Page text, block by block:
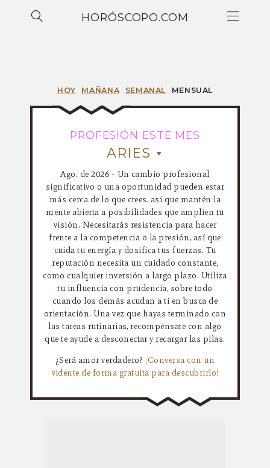
HORÓSCOPO.COM
HOY MAÑANA SEMANAL MENSUAL
PROFESIÓN ESTE MES
ARIES
Ago. de 2026 - Un cambio profesional
significativo o una oportunidad pueden estar
más cerca de lo que crees, así que mantén la
mente abierta a posibilidades que amplíen tu
visión. Necesitarás resistencia para hacer
frente a la competencia o la presión, así que
cuida tu energía y dosifica tus fuerzas. Tu
reputación necesita un cuidado constante,
como cualquier inversión a largo plazo. Utiliza
tu influencia con prudencia, sobre todo
cuando los demás acudan a ti en busca de
orientación. Una vez que hayas terminado con
las tareas rutinarias, recompénsate con algo
que te ayude a desconectar y recargar las pilas.
¿Será amor verdadero? ¡Conversa con un
vidente de forma gratuita para descubrirlo!